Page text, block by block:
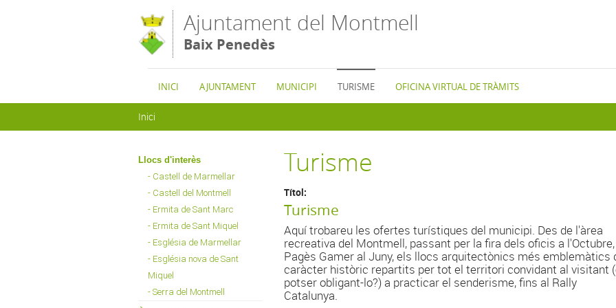
Ajuntament del Montmell
Baix Penedès
INICI AJUNTAMENT MUNICIPI TURISME OFICINA VIRTUAL DE TRÀMITS
Inici
Llocs d'interès
- Castell de Marmellar
- Castell del Montmell
- Ermita de Sant Marc
- Ermita de Sant Miquel
- Església de Marmellar
- Església nova de Sant
Miquel
- Serra del Montmell
Turisme
Títol:
Turisme
Aquí trobareu les ofertes turístiques del municipi. Des de l'àrea
recreativa del Montmell, passant per la fira dels oficis a
Pagès Gamer al Juny, els llocs arquitectònics més emblemàtics
caràcter històric repartits per tot el territori convidant al visitant
potser obligant-lo?) a practicar el senderisme, fins al Rally
Catalunya.